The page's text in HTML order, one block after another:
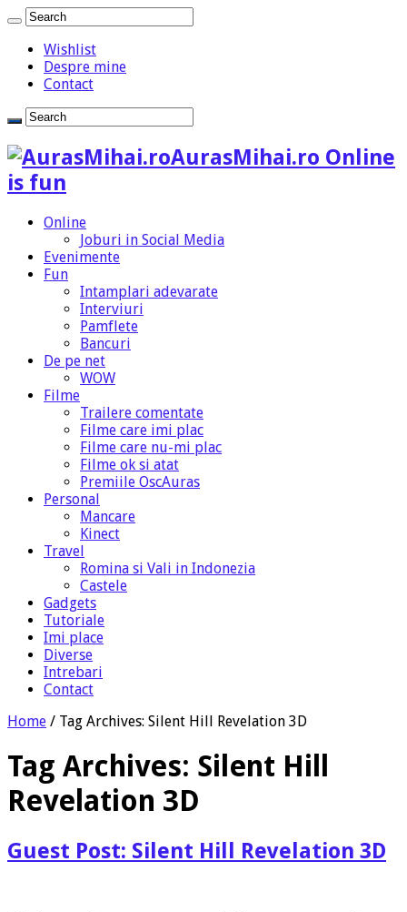
Wishlist
Despre mine
Contact
AurasMihai.ro Online
is fun
Online
Joburi in Social Media
Evenimente
Fun
Intamplari adevarate
Interviuri
Pamflete
Bancuri
De pe net
WOW
Filme
Trailere comentate
Filme care imi plac
Filme care nu-mi plac
Filme ok si atat
Premiile OscAuras
Personal
Mancare
Kinect
Travel
Romina si Vali in Indonezia
Castele
Gadgets
Tutoriale
Imi place
Diverse
Intrebari
Contact
Home / Tag Archives: Silent Hill Revelation 3D
Tag Archives: Silent Hill
Revelation 3D
Guest Post: Silent Hill Revelation 3D